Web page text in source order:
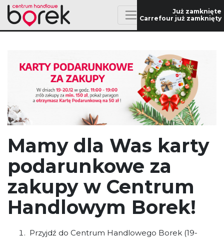
Już zamknięte
Carrefour już zamknięty
Mamy dla Was karty
podarunkowe za
zakupy w Centrum
Handlowym Borek!
Przyjdź do Centrum Handlowego Borek (19-